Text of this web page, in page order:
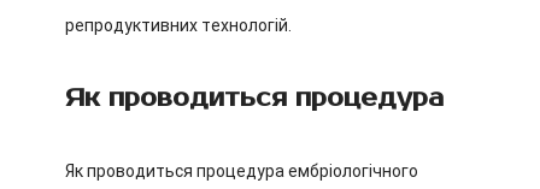
репродуктивних технологій.
Як проводиться процедура
Як проводиться процедура ембріологічного